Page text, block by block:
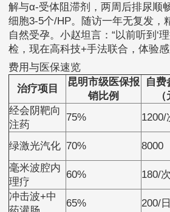
解与α-受体阻滞剂，两周后排尿顺
细胞3-5个/HP。随访一年无复发，
自然受孕。小赵坦言：“以前听到‘
检，现在高科技+手法联合，体验
费用与医保速览
治疗项目
昆明市级医保报
销比例
自费
经会阴靶向
注药
75% 1200/
绿激光汽化 70% 8000
毫米波腔内
理疗
60% 180/次
冲击波+中
65% 200/日